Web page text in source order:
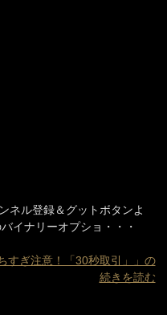
ネル登録＆グットボタンよ
イナリーオプショ・・・
すぎ注意！「30秒取引」」の
続きを読む